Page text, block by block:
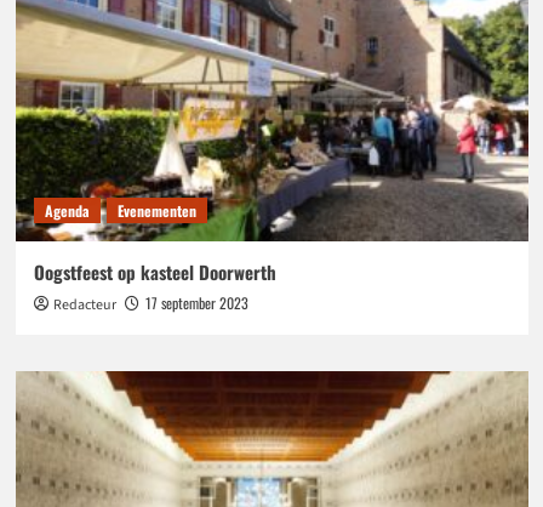
Agenda Evenementen
Oogstfeest op kasteel Doorwerth
Redacteur 17 september 2023